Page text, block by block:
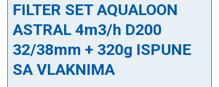
FILTER SET AQUALOON
ASTRAL 4m3/h D200
32/38mm + 320g ISPUNE
SA VLAKNIMA